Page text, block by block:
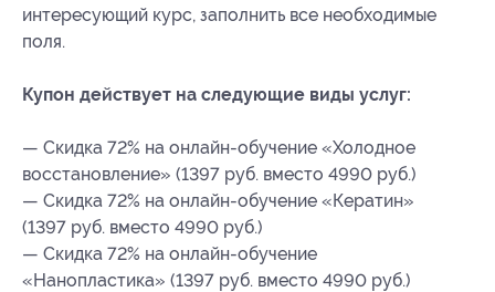
интересующий курс, заполнить все необходимые
поля.
Купон действует на следующие виды услуг:
— Скидка 72% на онлайн-обучение «Холодное
восстановление» (1397 руб. вместо 4990 руб.)
— Скидка 72% на онлайн-обучение «Кератин»
(1397 руб. вместо 4990 руб.)
— Скидка 72% на онлайн-обучение
«Нанопластика» (1397 руб. вместо 4990 руб.)